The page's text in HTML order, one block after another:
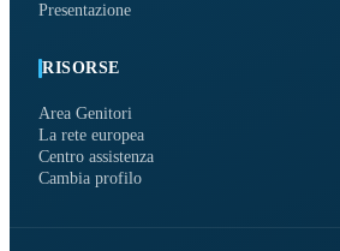
Presentazione
RISORSE
Area Genitori
La rete europea
Centro assistenza
Cambia profilo